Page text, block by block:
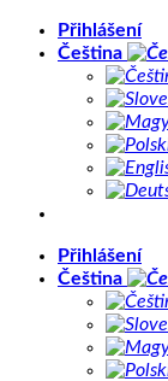
PřeskočitPřihlášení
Čeština
Přihlášení
Čeština